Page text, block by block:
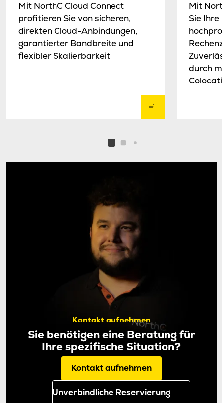
Mit NorthC Cloud Connect
profitieren Sie von sicheren,
direkten Cloud-Anbindungen,
garantierter Bandbreite und
flexibler Skalierbarkeit.
Mit
Sie
durch
Kontakt aufnehmen
Sie benötigen eine Beratung für
Ihre spezifische Situation?
Kontakt aufnehmen
Unverbindliche Reservierung